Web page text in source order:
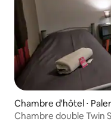
Chambre d'hôtel ⋅
Chambre double Twin